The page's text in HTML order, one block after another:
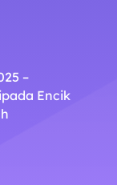
–
Encik